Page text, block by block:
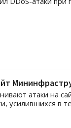
атаки на
усилившихся в